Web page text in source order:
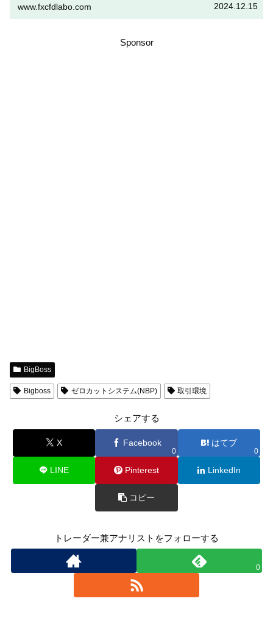
「Vプレミアム預金」を行いたい人は、この記事をしっかりと読ん
www.fxcfdlabo.com 2024.12.15
Sponsor
BigBoss
Bigboss ゼロカットシステム(NBP) 取引環境
シェアする
X Facebook
0
はてブ
0
LINE Pinterest LinkedIn
コピー
トレーダー兼アナリストをフォローする
0